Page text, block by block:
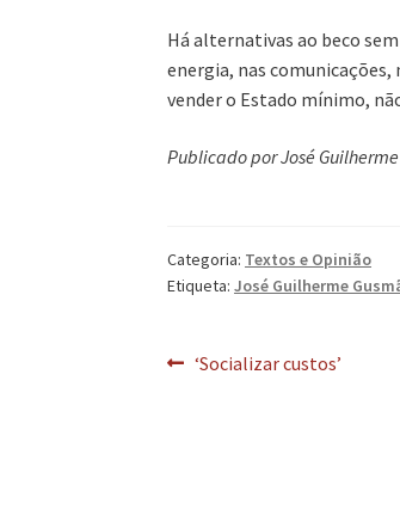
Há alternativas ao beco
energia, nas comunicações,
vender o Estado mínimo,
Publicado por José
Categoria: Textos e Opinião
Etiqueta:José Guilherme
Navegação
Artigo
‘Socializar custos’